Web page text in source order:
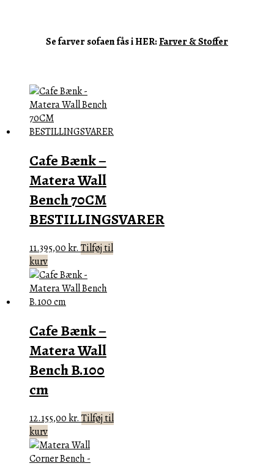
Se farver sofaen fås i HER:Farver & Stoffer
Cafe Bænk –
Matera Wall
Bench 70CM
BESTILLINGSVARER
11.395,00kr. Tilføj til
kurv
Cafe Bænk –
Matera Wall
Bench B.100
cm
12.155,00kr. Tilføj til
kurv